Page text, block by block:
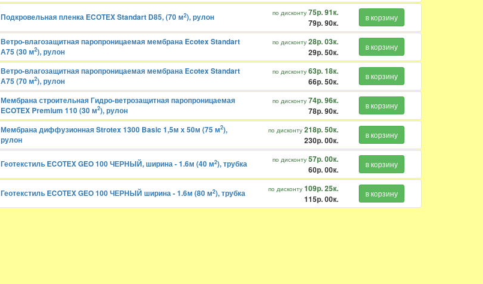
Подкровельная пленка ECOTEX Standart D85, (70 м2), рулон по дисконту75р. 91к.
79р. 90к.
в корзину
Ветро-влагозащитная паропроницаемая мембрана Ecotex Standart
А75 (30 м2), рулон
по дисконту28р. 03к.
29р. 50к.
в корзину
Ветро-влагозащитная паропроницаемая мембрана Ecotex Standart
А75 (70 м2), рулон
по дисконту63р. 18к.
66р. 50к.
в корзину
Мембрана строительная Гидро-ветрозащитная паропроницаемая
ECOTEX Premium 110 (30 м2), рулон
по дисконту74р. 96к.
78р. 90к.
в корзину
Мембрана диффузионная Strotex 1300 Basic 1,5м х 50м (75 м2),
рулон
по дисконту218р. 50к.
230р. 00к.
в корзину
Геотекстиль ECOTEX GEO 100 ЧЕРНЫЙ, ширина - 1.6м (40 м2), трубка по дисконту57р. 00к.
60р. 00к.
в корзину
Геотекстиль ECOTEX GEO 100 ЧЕРНЫЙ ширина - 1.6м (80 м2), трубка по дисконту109р. 25к.
115р. 00к.
в корзину